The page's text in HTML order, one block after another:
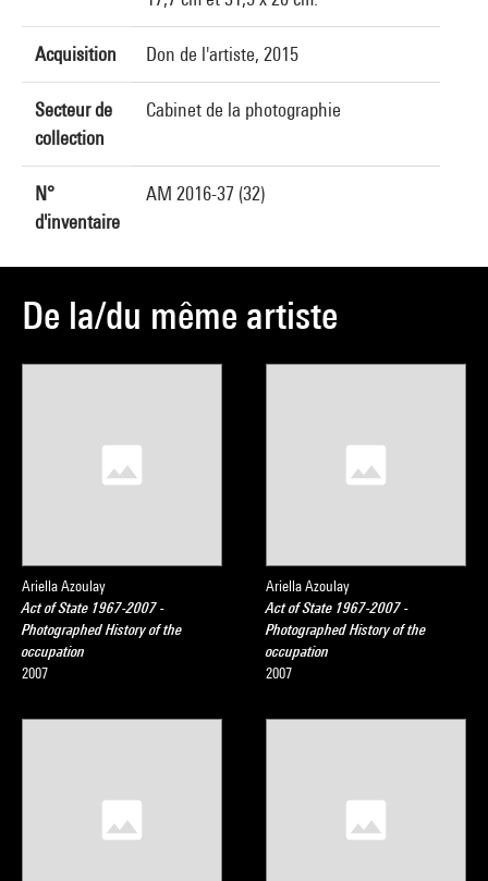
Acquisition Don de l'artiste, 2015
Secteur de
collection
Cabinet de la photographie
N°
d'inventaire
AM 2016-37 (32)
De la/du même artiste
Ariella Azoulay
Act of State 1967-2007 -
Photographed History of the
occupation
2007
Ariella Azoulay
Act of State 1967-2007 -
Photographed History of the
occupation
2007